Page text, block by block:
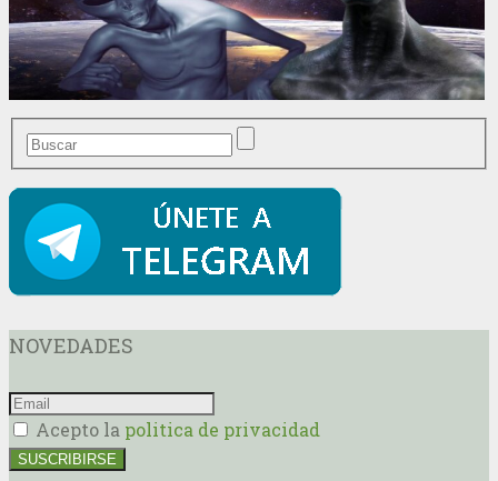
NOVEDADES
Acepto la politica de privacidad